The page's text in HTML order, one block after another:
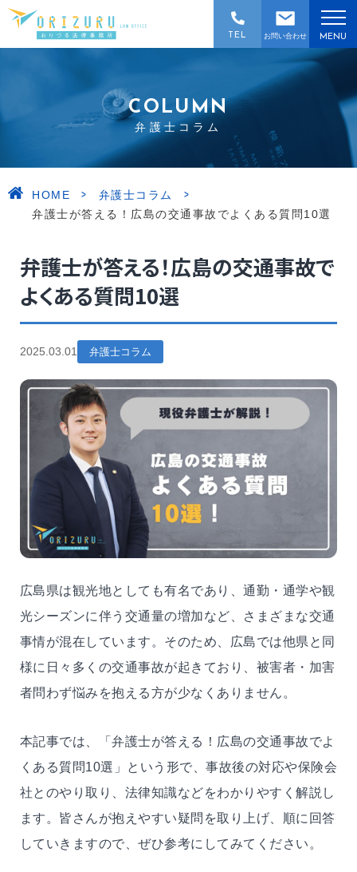
お問い合わせ
TEL MENU
COLUMN
弁護士コラム
HOME > 弁護士コラム >
弁護士が答える！広島の交通事故でよくある質問10選
弁護士が答える！広島の交通事故で
よくある質問10選
2025.03.01 弁護士コラム
広島県は観光地としても有名であり、通勤・通学や観
光シーズンに伴う交通量の増加など、さまざまな交通
事情が混在しています。そのため、広島では他県と同
様に日々多くの交通事故が起きており、被害者・加害
者問わず悩みを抱える方が少なくありません。
本記事では、「弁護士が答える！広島の交通事故でよ
くある質問10選」という形で、事故後の対応や保険会
社とのやり取り、法律知識などをわかりやすく解説し
ます。皆さんが抱えやすい疑問を取り上げ、順に回答
していきますので、ぜひ参考にしてみてください。